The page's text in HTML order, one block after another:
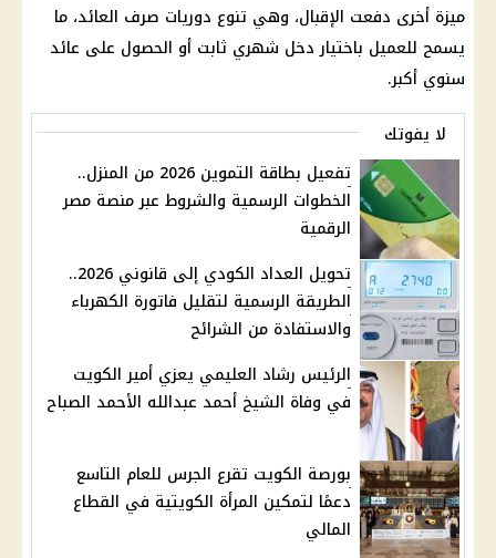
ميزة أخرى دفعت الإقبال، وهي تنوع دوريات صرف العائد، ما
يسمح للعميل باختيار دخل شهري ثابت أو الحصول على عائد
سنوي أكبر.
لا يفوتك
تفعيل بطاقة التموين 2026 من المنزل..
الخطوات الرسمية والشروط عبر منصة مصر
الرقمية
تحويل العداد الكودي إلى قانوني 2026..
الطريقة الرسمية لتقليل فاتورة الكهرباء
والاستفادة من الشرائح
الرئيس رشاد العليمي يعزي أمير الكويت
في وفاة الشيخ أحمد عبدالله الأحمد الصباح
بورصة الكويت تقرع الجرس للعام التاسع
دعمًا لتمكين المرأة الكويتية في القطاع
المالي